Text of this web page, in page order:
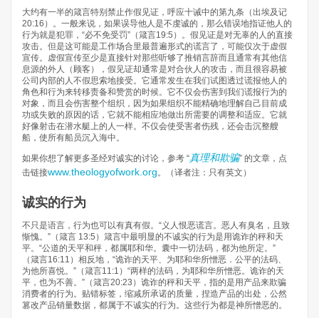
大约有一半的箴言特别禁止作假见证，呼应十诫中的第九条（出埃及记
20:16）。一般来说，如果误导他人是不虔诚的，那么错误地指证他人的
行为就是犯罪，“必不免受罚”（箴言19:5）。假见证是对无辜的人的直接
攻击。但是这可能是工作场合里最普遍形式的谎言了，可能仅次于虚假
宣传。虚假宣传至少是直接针对那些听够了推销言辞而且通常有其他信
息源的外人（顾客），假见证却通常是对合伙人的攻击，而且很容易被
公司内部的人不假思索地接受。它通常发生在我们试图透过谎报他人的
角色和行为来转移责备和赞赏的时候。它不仅会伤害到我们谎报行为的
对象，而且会伤害整个组织，因为如果组织不能精确地理解自己目前成
功或失败的原因的话，它就不能相应地做出所需要的调整和适应。它就
好像射击在潜水艇上的人一样。不仅会使受害者伤残，还会击沉整艘
船，使所有船员沉入海中。
如果你想了解更多圣经对诚实的讨论，参考 “真理和欺骗” 的文章，点
击链接www.theologyofwork.org。（译者注：只有英文）
诚实的行为
不只是语言，行为也可以有真有假。“义人恨恶谎言。恶人有臭名，且致
惭愧。”（箴言 13:5）箴言中最明显的不诚实的行为是用诡诈的秤和天
平。“公道的天平和秤，都属耶和华。囊中一切法码，都为他所定。”
（箴言16:11）相反地，“诡诈的天平、为耶和华所憎恶．公平的法码、
为他所喜悦。”（箴言11:1）“两样的法码，为耶和华所憎恶。诡诈的天
平，也为不善。”（箴言20:23）诡诈的秤和天平，指的是用产品来欺骗
消费者的行为。贴错标签，缩减所承诺的质量，捏造产品的出处，公然
篡改产品销量数据，都属于不诚实的行为。这些行为都是神所憎恶的。